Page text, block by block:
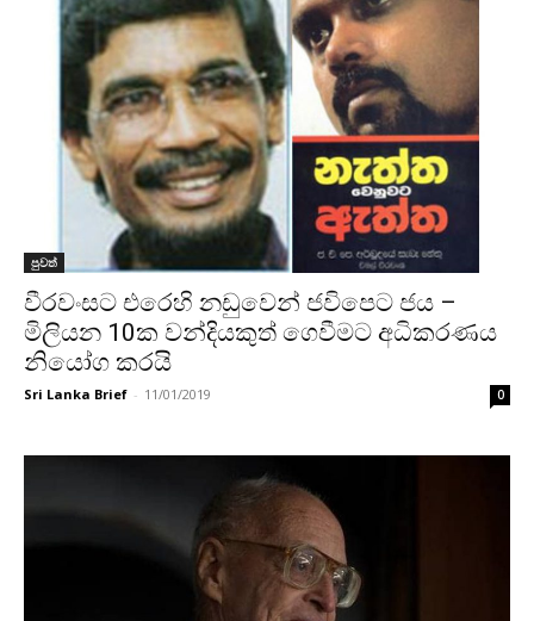
පුවත්
වීරවංසට එරෙහි නඩුවෙන් ජවිපෙට ජය –
මිලියන 10ක වන්දියකුත් ගෙවීමට අධිකරණය
නියෝග කරයි
Sri Lanka Brief - 11/01/2019 0